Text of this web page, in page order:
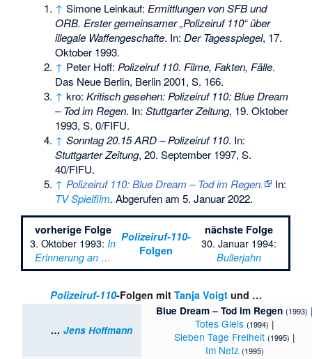
↑ Simone Leinkauf: Ermittlungen von SFB und
ORB. Erster gemeinsamer „Polizeiruf 110“ über
illegale Waffengeschafte. In:Der Tagesspiegel, 17.
Oktober 1993.
↑ Peter Hoff: Polizeiruf 110. Filme, Fakten, Fälle.
Das Neue Berlin, Berlin 2001, S. 166.
↑ kro:Kritisch gesehen: Polizeiruf 110: Blue Dream
– Tod im Regen. In:Stuttgarter Zeitung, 19. Oktober
1993, S. 0/FIFU.
↑ Sonntag 20.15 ARD – Polizeiruf 110. In:
Stuttgarter Zeitung, 20. September 1997, S.
40/FIFU.
↑ Polizeiruf 110: Blue Dream – Tod im Regen.
In:
TV Spielfilm. Abgerufen am 5. Januar 2022.
vorherige Folge
3. Oktober 1993:In
Erinnerung an …
Polizeiruf-110-
Folgen
nächste Folge
30. Januar 1994:
Bullerjahn
Polizeiruf-110-Folgen mit Tanja Voigt und …
… Jens Hoffmann
Blue Dream – Tod im Regen (1993)
Totes Gleis (1994) |
Sieben Tage Freiheit (1995) |
Im Netz (1995)